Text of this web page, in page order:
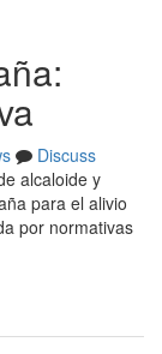
Discuss
alcaloide y
para el alivio
por normativas